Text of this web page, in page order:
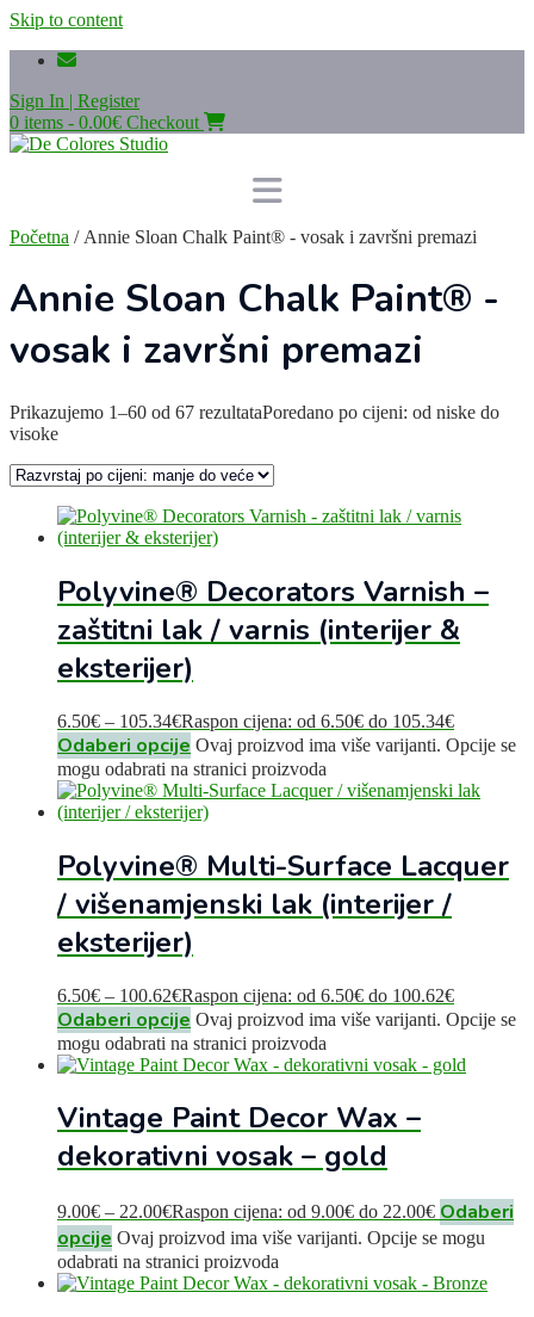
Skip to content
Sign In | Register
0 items - 0.00€ Checkout
Početna / Annie Sloan Chalk Paint® - vosak i završni premazi
Annie Sloan Chalk Paint® -
vosak i završni premazi
Prikazujemo 1–60 od 67 rezultataPoredano po cijeni: od niske do
visoke
Polyvine® Decorators Varnish –
zaštitni lak / varnis (interijer &
eksterijer)
6.50€ – 105.34€Raspon cijena: od 6.50€ do 105.34€
Odaberi opcije Ovaj proizvod ima više varijanti. Opcije se
mogu odabrati na stranici proizvoda
Polyvine® Multi-Surface Lacquer
/ višenamjenski lak (interijer /
eksterijer)
6.50€ – 100.62€Raspon cijena: od 6.50€ do 100.62€
Odaberi opcije Ovaj proizvod ima više varijanti. Opcije se
mogu odabrati na stranici proizvoda
Vintage Paint Decor Wax –
dekorativni vosak – gold
9.00€ – 22.00€Raspon cijena: od 9.00€ do 22.00€ Odaberi
opcije Ovaj proizvod ima više varijanti. Opcije se mogu
odabrati na stranici proizvoda